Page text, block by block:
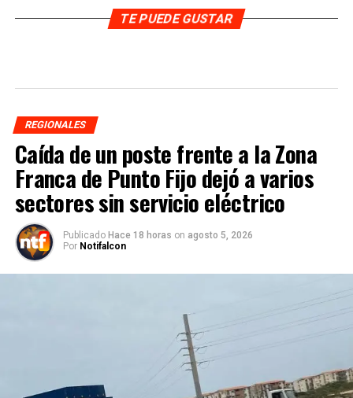
TE PUEDE GUSTAR
REGIONALES
Caída de un poste frente a la Zona
Franca de Punto Fijo dejó a varios
sectores sin servicio eléctrico
Publicado Hace 18 horas on agosto 5, 2026
Por Notifalcon